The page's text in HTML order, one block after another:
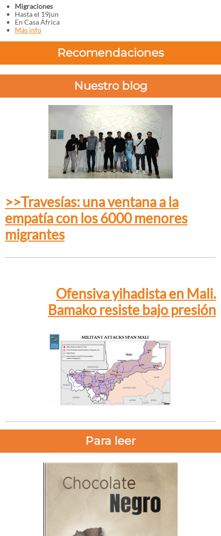
Migraciones
Hasta el 19jun
En Casa África
Más info
Recomendaciones
Nuestro blog
>>Travesías: una ventana a la
empatía con los 6000 menores
migrantes
Ofensiva yihadista en Mali.
Bamako resiste bajo presión
Para leer